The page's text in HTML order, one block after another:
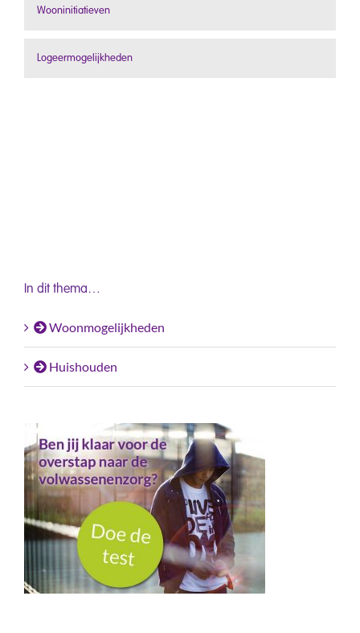
Wooninitiatieven
Logeermogelijkheden
In dit thema…
Woonmogelijkheden
Huishouden